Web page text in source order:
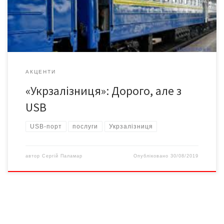
заряджати ґаджети безкоштовно – це правило існує ще від
2017 року. Якщо ж за цю послугу у конкретному […]
АКЦЕНТИ
«Укрзалізниця»: Дорого, але з
USB
USB-порт послуги Укрзалізниця
автор Сергій Паламар Опубліковано30/08/2019